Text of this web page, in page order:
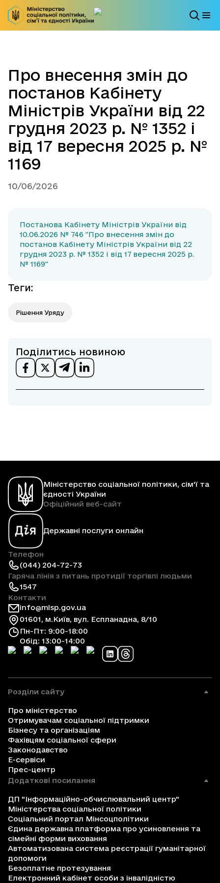
Про внесення змін до
постанов Кабінету
Міністрів України від 22
грудня 2023 р. № 1352 і
від 17 вересня 2025 р. №
1169
10/06/2026
Постанова Кабінету Міністрів України від
10.06.2026 № 746 "Про внесення змін до
постанов Кабінету Міністрів України від 22
грудня 2023 р. № 1352 і від 17 вересня 2025 р.
№ 1169"
Теги:
Рішення Уряду
Поділитись новиною
Міністерство соціальної політики, сім'ї та
єдності України
Офіційний веб-сайт
Державні послуги онлайн
Телефон
(044) 204-72-73
Гаряча лінія з питань протидії торгівлі людьми
1547
Контакти
info@mlsp.gov.ua
01601, м.Київ, вул. Еспланадна, 8/10
Пн-Пт: 9:00-18:00
Обід: 13:00-14:00
Розділи сайту
Про міністерство
Отримувачам соціальної підтримки
Бізнесу та організаціям
Фахівцям соціальної сфери
Законодавство
Е-сервіси
Прес-центр
Додаткові посилання
ДП "Інформаційно-обчислювальний центр"
Міністерства соціальної політики
Соціальний портал Мінсоцполітики
Єдина державна платформа про усиновлення та
сімейні форми виховання
Автоматизована система реєстрації гуманітарної
допомоги
Безоплатне протезування
Електронний кабінет особи з інвалідністю